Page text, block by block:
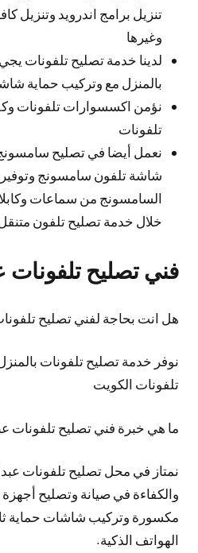
تنزيل برامج اندرويد وتنزيل
وغيرها
لدينا خدمة تصليح تلفونات يجي
بالمنزل مع وتركيب حماية شاشة
نؤمن اكسسوارات تلفونات
تلفونات
نعمل أيضا في تصليح سامسونج
شاشة تلفون سامسونج
السامسونج من سماعات
خلال خدمة تصليح تلفون
فني تصليح تلفونات
هل انت بحاجة لفني تصليح
نوفر خدمة تصليح تلفونات
تلفونات الكويت
ما هي خبرة فني تصليح تلفونات
نمتاز في محل تصليح تلفونات
والكفاءة في صيانة وتصليح
مكسورة وتركيب شاشات حماية
الهواتف الذكية.